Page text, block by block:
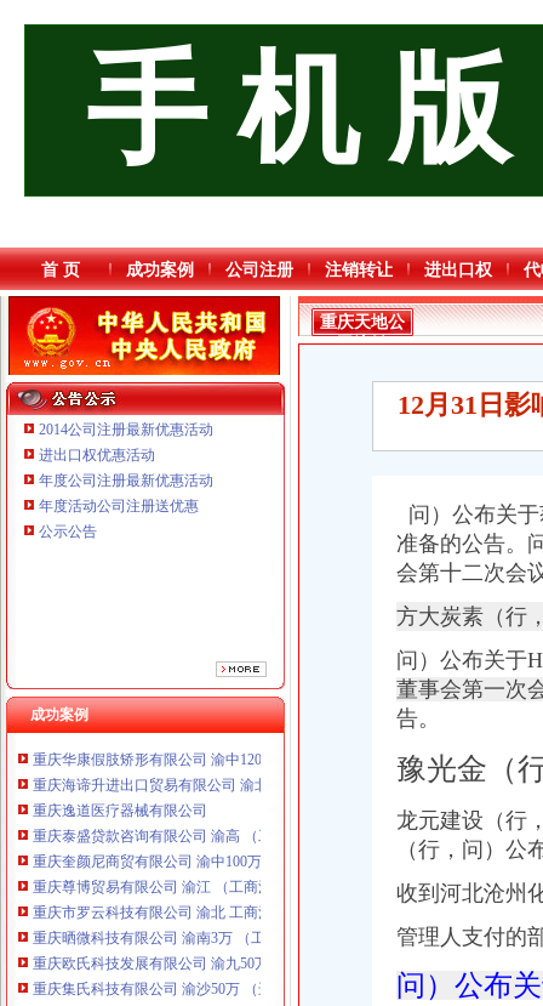
手 机 版
首 页 成功案例 公司注册 注销转让 进出口权
2014公司注册最新优惠活动
进出口权优惠活动
年度公司注册最新优惠活动
年度活动公司注册送优惠
公示公告
成功案例
重庆逸道医疗器械有限公司
重庆泰盛贷款咨询有限公司 渝高 （工商注册）
重庆奎颜尼商贸有限公司 渝中100万 （工商注册）
重庆尊博贸易有限公司 渝江 （工商注册）
重庆市罗云科技有限公司 渝北 工商注册
重庆晒微科技有限公司 渝南3万 （工商注册）
重庆欧氏科技发展有限公司 渝九50万 （进出口权）
重庆集氏科技有限公司 渝沙50万 （进出口权）
上海蓝天房屋装饰工程有限公司重庆分公司 渝北 （工商注册）
重庆华康假肢矫形有限公司 渝中120万 （增资）
重庆天地公
司注销
12月31日
问）公布关
准备的公告。
会第十二次会
方大炭素（行
问）公布关于
董事会第一次
告。
豫光金（
龙元建设（行
（行，问）公
收到河北沧州
管理人支付的
问）公布